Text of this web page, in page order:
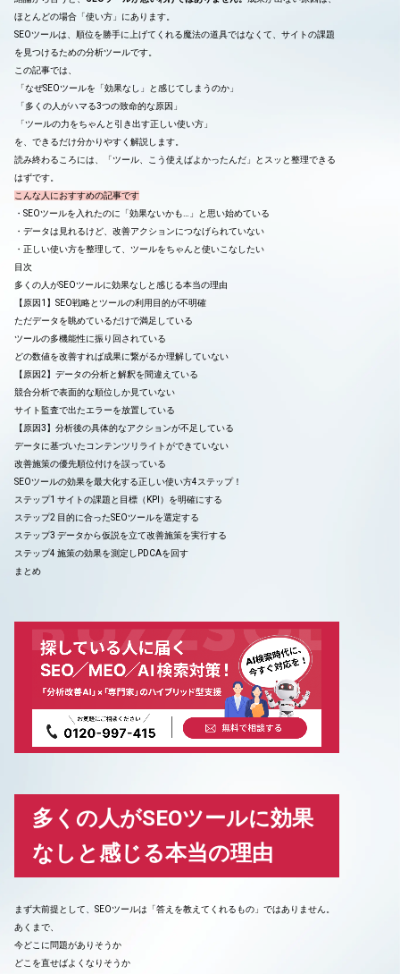
ほとんどの場合「使い方」にあります。
SEOツールは、順位を勝手に上げてくれる魔法の道具ではなくて、サイトの課題
を見つけるための分析ツールです。
この記事では、
「なぜSEOツールを「効果なし」と感じてしまうのか」
「多くの人がハマる3つの致命的な原因」
「ツールの力をちゃんと引き出す正しい使い方」
を、できるだけ分かりやすく解説します。
読み終わるころには、「ツール、こう使えばよかったんだ」とスッと整理できる
はずです。
こんな人におすすめの記事です
・SEOツールを入れたのに「効果ないかも…」と思い始めている
・データは見れるけど、改善アクションにつなげられていない
・正しい使い方を整理して、ツールをちゃんと使いこなしたい
目次
多くの人がSEOツールに効果なしと感じる本当の理由
【原因1】SEO戦略とツールの利用目的が不明確
ただデータを眺めているだけで満足している
ツールの多機能性に振り回されている
どの数値を改善すれば成果に繋がるか理解していない
【原因2】データの分析と解釈を間違えている
競合分析で表面的な順位しか見ていない
サイト監査で出たエラーを放置している
【原因3】分析後の具体的なアクションが不足している
データに基づいたコンテンツリライトができていない
改善施策の優先順位付けを誤っている
SEOツールの効果を最大化する正しい使い方4ステップ！
ステップ1 サイトの課題と目標（KPI）を明確にする
ステップ2 目的に合ったSEOツールを選定する
ステップ3 データから仮説を立て改善施策を実行する
ステップ4 施策の効果を測定しPDCAを回す
まとめ
多くの人がSEOツールに効果
なしと感じる本当の理由
まず大前提として、SEOツールは「答えを教えてくれるもの」ではありません。
あくまで、
今どこに問題がありそうか
どこを直せばよくなりそうか